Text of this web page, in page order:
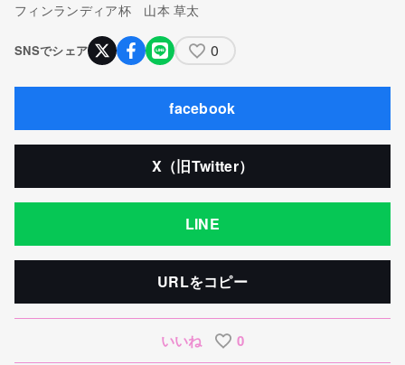
フィンランディア杯 山本 草太
SNSでシェア 0
facebook
X（旧Twitter）
LINE
URLをコピー
いいね 0